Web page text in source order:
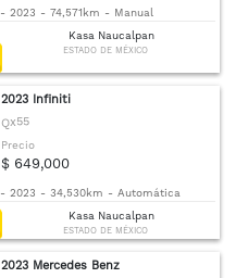
- 2023 - 74,571km - Manual
Kasa Naucalpan
ESTADO DE MÉXICO
2023 Infiniti
Qx55
Precio
$ 649,000
- 2023 - 34,530km - Automática
Kasa Naucalpan
ESTADO DE MÉXICO
2023 Mercedes Benz